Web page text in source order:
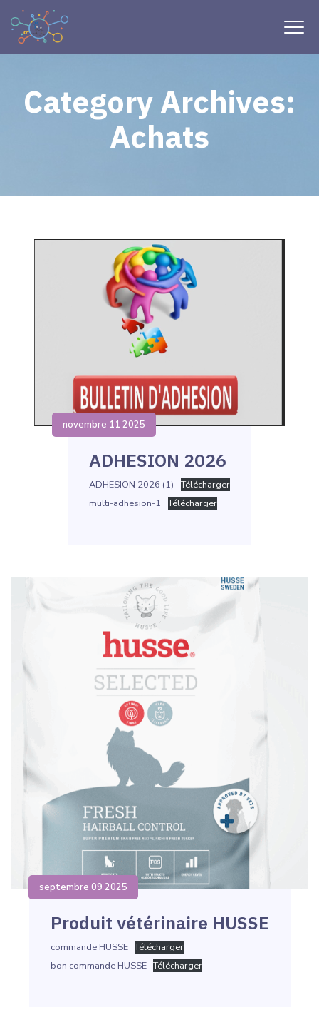
Category Archives:
Achats
novembre 11 2025
ADHESION 2026
ADHESION 2026 (1)
Télécharger
multi-adhesion-1
Télécharger
septembre 09 2025
Produit vétérinaire HUSSE
commande HUSSE Télécharger
bon commande HUSSE Télécharger